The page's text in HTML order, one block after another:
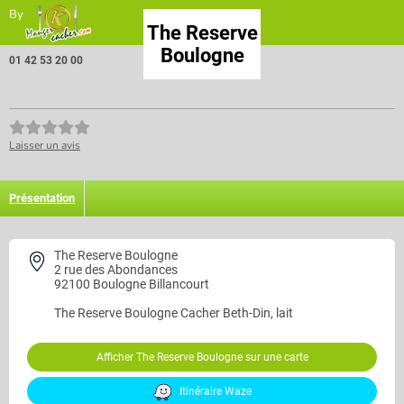
By
The Reserve
Boulogne
01 42 53 20 00
Laisser un avis
Présentation
The Reserve Boulogne
2 rue des Abondances
92100 Boulogne Billancourt
The Reserve BoulogneCacher Beth-Din, lait
Afficher The Reserve Boulogne sur une carte
Itinéraire Waze